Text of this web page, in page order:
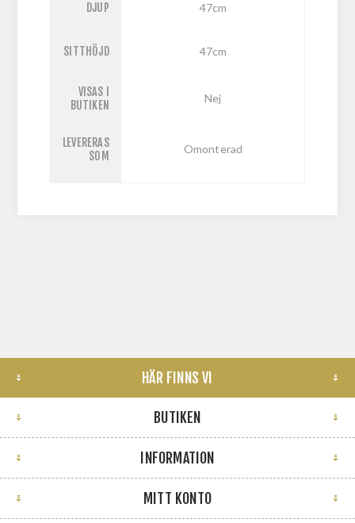
DJUP 47cm
SITTHÖJD 47cm
VISAS I
BUTIKEN
Nej
LEVERERAS
SOM
Omonterad
HÄR FINNS VI
BUTIKEN
INFORMATION
MITT KONTO